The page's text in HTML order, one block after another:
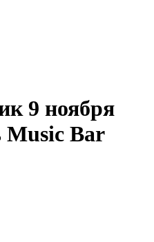
9 ноября
Bar